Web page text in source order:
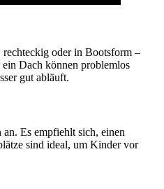
rechteckig oder in Bootsform –
Dach können problemlos
gut abläuft.
an. Es empfiehlt sich, einen
sind ideal, um Kinder vor